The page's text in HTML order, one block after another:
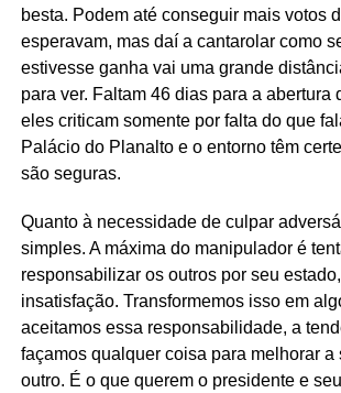
besta. Podem até conseguir mais votos
esperavam, mas daí a cantarolar como
estivesse ganha vai uma grande
para ver. Faltam 46 dias para a abertura
eles criticam somente por falta do que
Palácio do Planalto e o entorno têm
são seguras.
Quanto à necessidade de culpar
simples. A máxima do manipulador é
responsabilizar os outros por seu
insatisfação. Transformemos isso em
aceitamos essa responsabilidade, a
façamos qualquer coisa para melhorar a
outro. É o que querem o presidente e